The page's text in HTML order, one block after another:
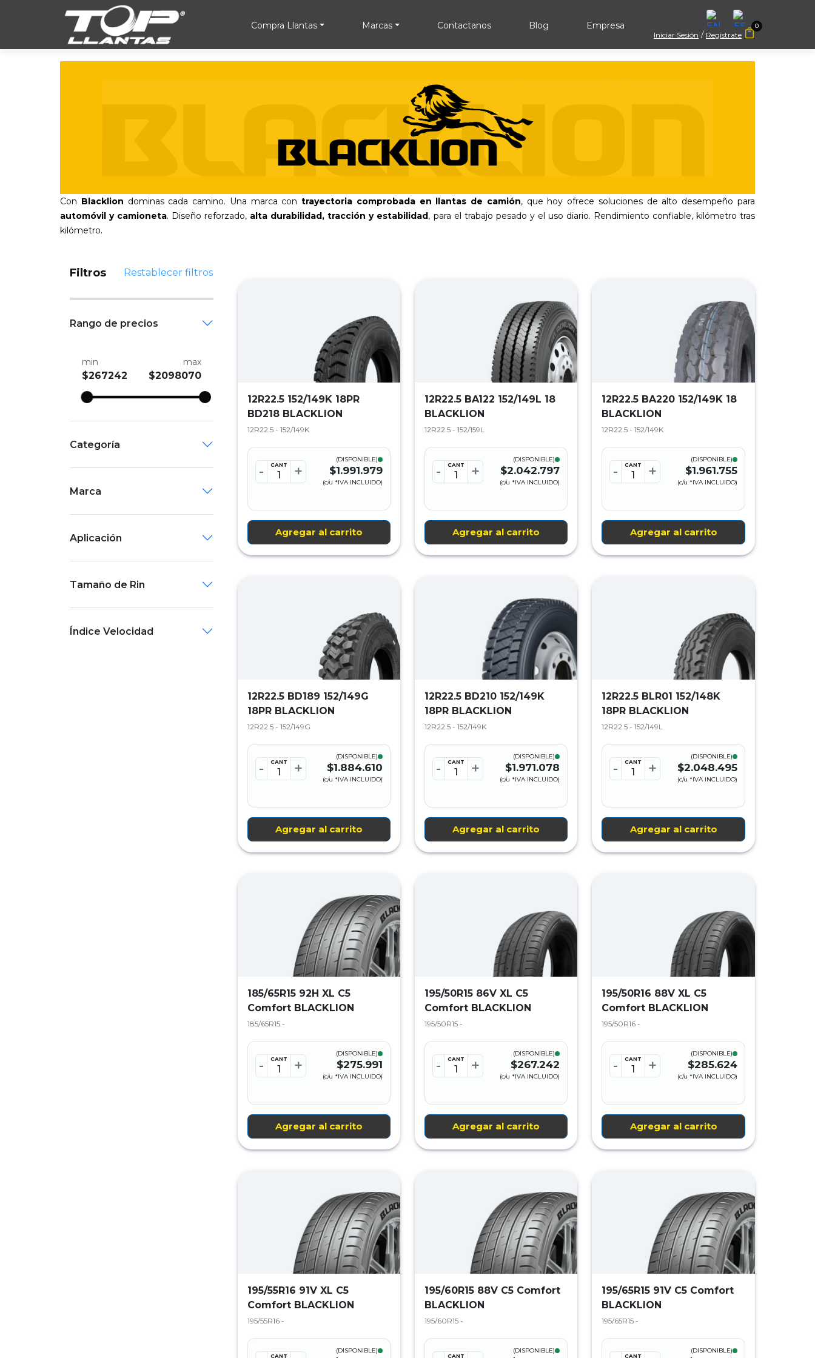
Compra Llantas Marcas Contactanos Blog Empresa
Iniciar Sesión Registrate
0
Con Blacklion dominas cada camino. Una marca contrayectoria comprobada en llantas de camión, que hoy ofrece soluciones de alto desempeño para
automóvil y camioneta. Diseño reforzado, alta durabilidad, tracción y estabilidad, para el trabajo pesado y el uso diario. Rendimiento confiable, kilómetro tras
kilómetro.
Filtros Restablecer filtros
Rango de precios
min max
$267242 $2098070
Categoría
Marca
Aplicación
Tamaño de Rin
Índice Velocidad
12R22.5 152/149K 18PR
BD218 BLACKLION
12R22.5 - 152/149K
- CANT +
(DISPONIBLE)
$1.991.979
(c/u *IVA INCLUIDO)
Agregar al carrito
12R22.5 BA122 152/149L 18
BLACKLION
12R22.5 - 152/159L
- CANT +
(DISPONIBLE)
$2.042.797
(c/u *IVA INCLUIDO)
Agregar al carrito
12R22.5 BA220 152/149K 18
BLACKLION
12R22.5 - 152/149K
- CANT +
(DISPONIBLE)
$1.961.755
(c/u *IVA INCLUIDO)
Agregar al carrito
12R22.5 BD189 152/149G
18PR BLACKLION
12R22.5 - 152/149G
- CANT +
(DISPONIBLE)
$1.884.610
(c/u *IVA INCLUIDO)
Agregar al carrito
12R22.5 BD210 152/149K
18PR BLACKLION
12R22.5 - 152/149K
- CANT +
(DISPONIBLE)
$1.971.078
(c/u *IVA INCLUIDO)
Agregar al carrito
12R22.5 BLR01 152/148K
18PR BLACKLION
12R22.5 - 152/149L
- CANT +
(DISPONIBLE)
$2.048.495
(c/u *IVA INCLUIDO)
Agregar al carrito
185/65R15 92H XL C5
Comfort BLACKLION
185/65R15 -
- CANT +
(DISPONIBLE)
$275.991
(c/u *IVA INCLUIDO)
Agregar al carrito
195/50R15 86V XL C5
Comfort BLACKLION
195/50R15 -
- CANT +
(DISPONIBLE)
$267.242
(c/u *IVA INCLUIDO)
Agregar al carrito
195/50R16 88V XL C5
Comfort BLACKLION
195/50R16 -
- CANT +
(DISPONIBLE)
$285.624
(c/u *IVA INCLUIDO)
Agregar al carrito
195/55R16 91V XL C5
Comfort BLACKLION
195/55R16 -
CANT
(DISPONIBLE)
195/60R15 88V C5 Comfort
BLACKLION
195/60R15 -
CANT
(DISPONIBLE)
195/65R15 91V C5 Comfort
BLACKLION
195/65R15 -
CANT
(DISPONIBLE)